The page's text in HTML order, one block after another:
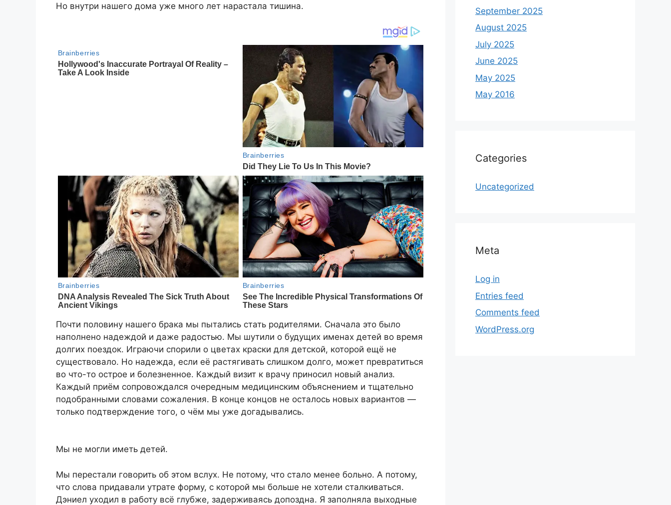
Но внутри нашего дома уже много лет нарастала тишина.
Почти половину нашего брака мы пытались стать родителями. Сначала это было
наполнено надеждой и даже радостью. Мы шутили о будущих именах детей во время
долгих поездок. Играючи спорили о цветах краски для детской, которой ещё не
существовало. Но надежда, если её растягивать слишком долго, может превратиться
во что-то острое и болезненное. Каждый визит к врачу приносил новый анализ.
Каждый приём сопровождался очередным медицинским объяснением и тщательно
подобранными словами сожаления. В конце концов не осталось новых вариантов —
только подтверждение того, о чём мы уже догадывались.
Мы не могли иметь детей.
Мы перестали говорить об этом вслух. Не потому, что стало менее больно. А потому,
что слова придавали утрате форму, с которой мы больше не хотели сталкиваться.
Дэниел уходил в работу всё глубже, задерживаясь допоздна. Я заполняла выходные
September 2025
August 2025
July 2025
June 2025
May 2025
May 2016
Categories
Uncategorized
Meta
Log in
Entries feed
Comments feed
WordPress.org